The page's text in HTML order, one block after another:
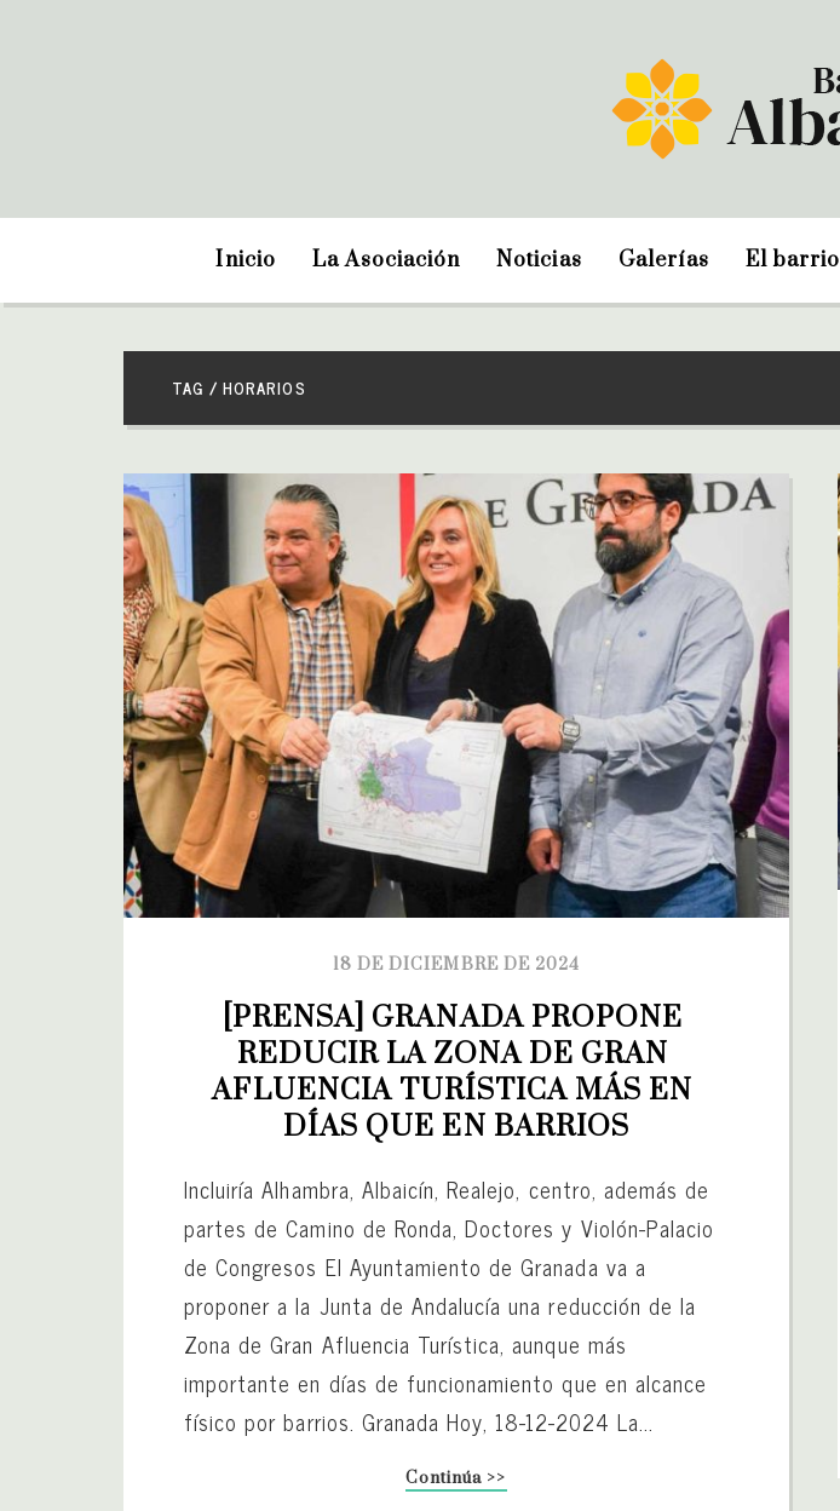
Inicio La Asociación Noticias Galerías El barrio
TAG / HORARIOS
18 DE DICIEMBRE DE 2024
[PRENSA] GRANADA PROPONE
REDUCIR LA ZONA DE GRAN
AFLUENCIA TURÍSTICA MÁS EN
DÍAS QUE EN BARRIOS
Incluiría Alhambra, Albaicín, Realejo, centro, además de
partes de Camino de Ronda, Doctores y Violón-Palacio
de Congresos El Ayuntamiento de Granada va a
proponer a la Junta de Andalucía una reducción de la
Zona de Gran Afluencia Turística, aunque más
importante en días de funcionamiento que en alcance
físico por barrios. Granada Hoy, 18-12-2024 La...
Continúa >>